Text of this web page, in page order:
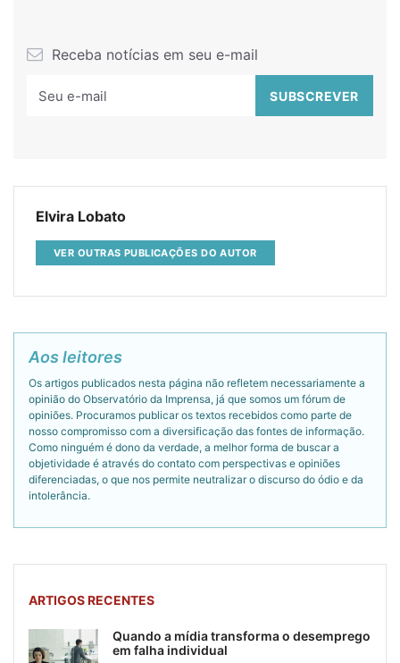
Receba notícias em seu e-mail
Elvira Lobato
VER OUTRAS PUBLICAÇÕES DO AUTOR
Aos leitores
Os artigos publicados nesta página não refletem necessariamente a
opinião do Observatório da Imprensa, já que somos um fórum de
opiniões. Procuramos publicar os textos recebidos como parte de
nosso compromisso com a diversificação das fontes de informação.
Como ninguém é dono da verdade, a melhor forma de buscar a
objetividade é através do contato com perspectivas e opiniões
diferenciadas, o que nos permite neutralizar o discurso do ódio e da
intolerância.
ARTIGOS RECENTES
Quando a mídia transforma o desemprego
em falha individual